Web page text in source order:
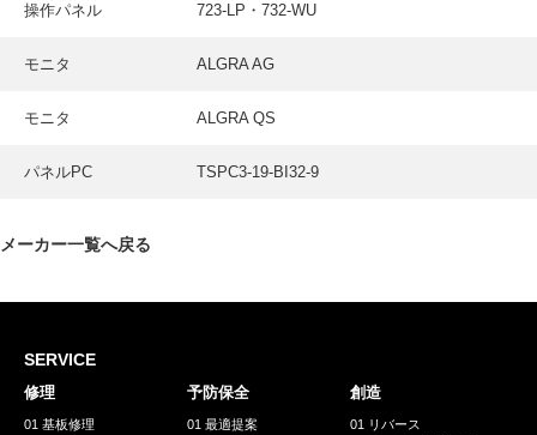
操作パネル 723-LP・732-WU
モニタ ALGRA AG
モニタ ALGRA QS
パネルPC TSPC3-19-BI32-9
メーカー一覧へ戻る
SERVICE
修理
01 基板修理
予防保全
01 最適提案
創造
01 リバース